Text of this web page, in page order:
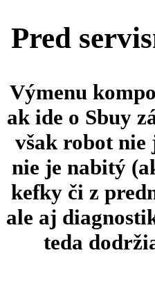
Pred
Výmenu
ak ide o Sbuy
však robot nie
nie je nabitý
kefky či z
ale aj
teda